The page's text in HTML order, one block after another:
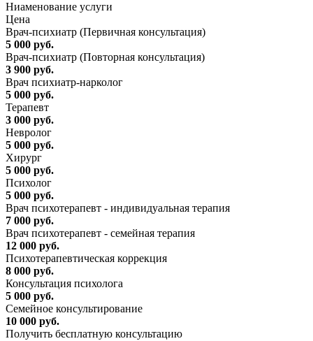
Ниaменование услуги
Цена
Врач-психиатр (Первичная консультация)
5 000 руб.
Врач-психиатр (Повторная консультация)
3 900 руб.
Врач психиатр-нарколог
5 000 руб.
Терапевт
3 000 руб.
Невролог
5 000 руб.
Хирург
5 000 руб.
Психолог
5 000 руб.
Врач психотерапевт - индивидуальная терапия
7 000 руб.
Врач психотерапевт - семейная терапия
12 000 руб.
Психотерапевтическая коррекция
8 000 руб.
Консультация психолога
5 000 руб.
Семейное консультирование
10 000 руб.
Получить бесплатную консультацию